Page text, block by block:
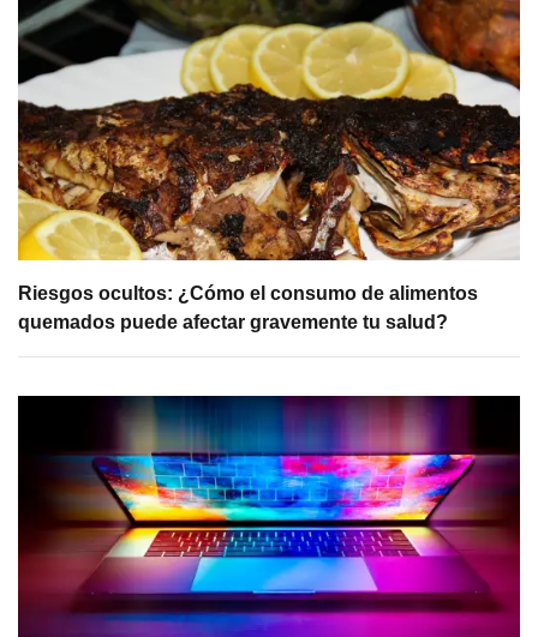
Riesgos ocultos: ¿Cómo el consumo de alimentos
quemados puede afectar gravemente tu salud?